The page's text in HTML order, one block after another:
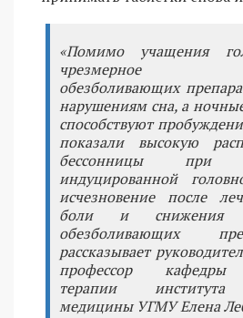
«Помимо учащения
чрезмерное
обезболивающих
нарушениям сна, а
способствуют
показали высокую
бессонницы при
индуцированной
исчезновение после
боли и снижения
обезболивающих
рассказывает
профессор кафедры
терапии института
медицины УГМУ Елена